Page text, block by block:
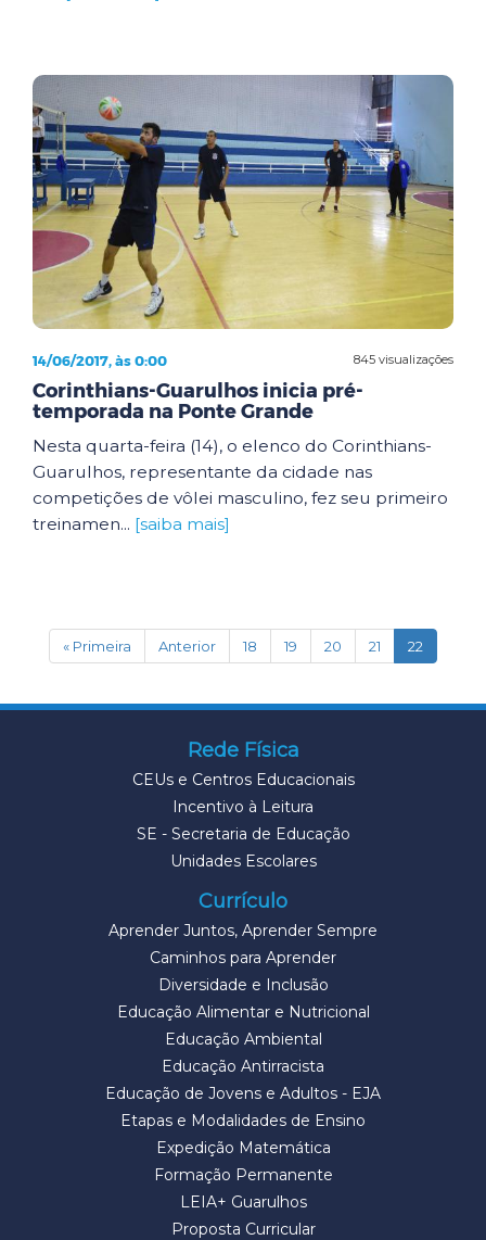
845 visualizações
14/06/2017, às 0:00
Corinthians-Guarulhos inicia pré-
temporada na Ponte Grande
Nesta quarta-feira (14), o elenco do Corinthians-
Guarulhos, representante da cidade nas
competições de vôlei masculino, fez seu primeiro
treinamen... [saiba mais]
« Primeira Anterior 18 19 20 21 22
Rede Física
CEUs e Centros Educacionais
Incentivo à Leitura
SE - Secretaria de Educação
Unidades Escolares
Currículo
Aprender Juntos, Aprender Sempre
Caminhos para Aprender
Diversidade e Inclusão
Educação Alimentar e Nutricional
Educação Ambiental
Educação Antirracista
Educação de Jovens e Adultos - EJA
Etapas e Modalidades de Ensino
Expedição Matemática
Formação Permanente
LEIA+ Guarulhos
Proposta Curricular